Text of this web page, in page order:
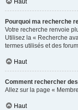
Haut
Pourquoi ma recherche
Votre recherche renvoie
Utilisez la « Recherche
termes utilisés et des
Haut
Comment rechercher
Allez sur la page «
Haut